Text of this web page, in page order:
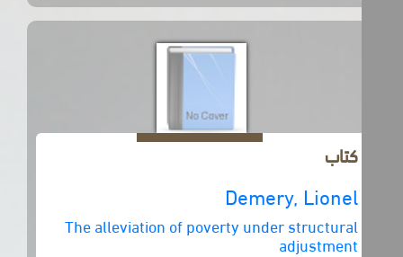
Demery, Lionel
The alleviation of poverty under structural
adjustment